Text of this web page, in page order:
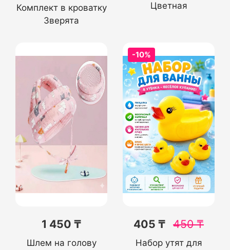
Комплект в кроватку
Зверята
Цветная
1 450 ₸
Шлем на голову
-10%
405 ₸ 450₸
Набор утят для